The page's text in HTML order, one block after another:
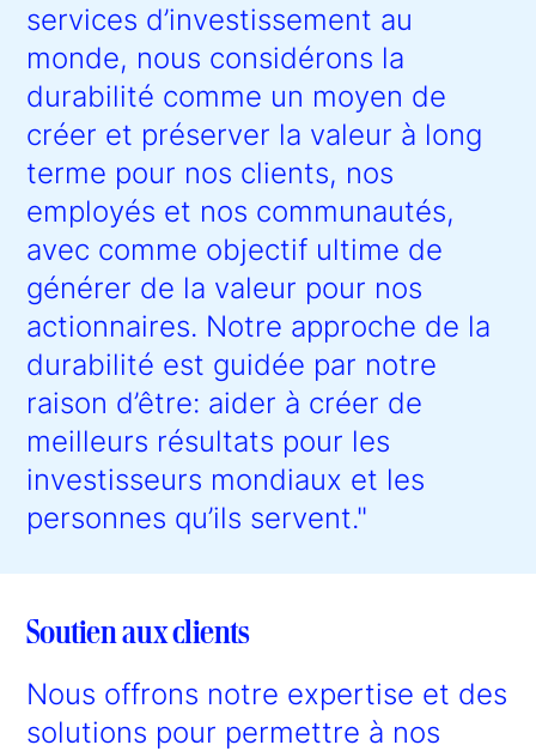
services d’investissement au
monde, nous considérons la
durabilité comme un moyen de
créer et préserver la valeur à long
terme pour nos clients, nos
employés et nos communautés,
avec comme objectif ultime de
générer de la valeur pour nos
actionnaires. Notre approche de la
durabilité est guidée par notre
raison d’être: aider à créer de
meilleurs résultats pour les
investisseurs mondiaux et les
personnes qu’ils servent."
Soutien aux clients
Nous offrons notre expertise et des
solutions pour permettre à nos